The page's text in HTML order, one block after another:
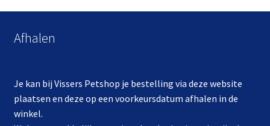
Afhalen
Je kan bij Vissers Petshop je bestelling via deze website
plaatsen en deze op een voorkeursdatum afhalen in de
winkel.